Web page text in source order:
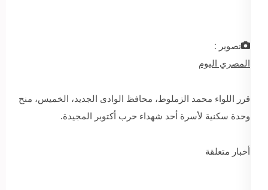
تصوير :
المصري اليوم
قرر اللواء محمد الزملوط، محافظ الوادى الجديد، الخميس، منح
وحدة سكنية لأسرة أحد شهداء حرب أكتوبر المجيدة.
أخبار متعلقة